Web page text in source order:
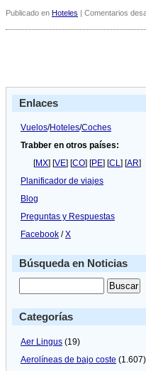
Publicado en Hoteles | Comentarios
Enlaces
Vuelos/Hoteles/Coches
Trabber en otros países:
[MX] [VE] [CO] [PE] [CL] [AR]
Planificador de viajes
Blog
Preguntas y Respuestas
Facebook /X
Búsqueda en Noticias
Categorías
Aer Lingus (19)
Aerolíneas de bajo coste (1.607)